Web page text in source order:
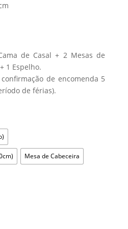
de Casal + 2 Mesas de
1 Espelho.
de encomenda 5
de férias).
Mesa de Cabeceira